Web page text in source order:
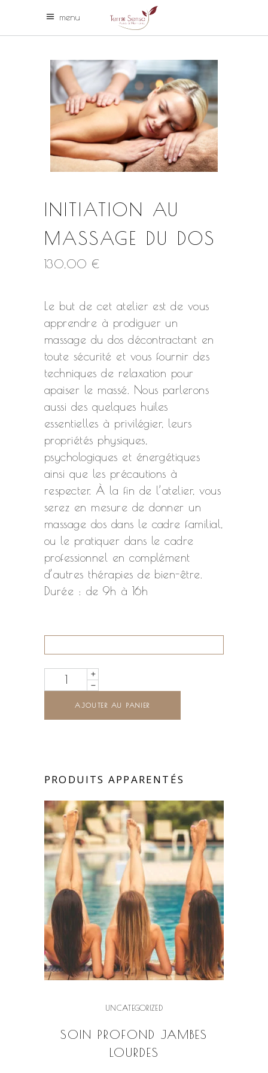
menu
INITIATION AU
MASSAGE DU DOS
130,00 €
Le but de cet atelier est de vous
apprendre à prodiguer un
massage du dos décontractant en
toute sécurité et vous fournir des
techniques de relaxation pour
apaiser le massé. Nous parlerons
aussi des quelques huiles
essentielles à privilégier, leurs
propriétés physiques,
psychologiques et énergétiques
ainsi que les précautions à
respecter. À la fin de l’atelier, vous
serez en mesure de donner un
massage dos dans le cadre familial,
ou le pratiquer dans le cadre
professionnel en complément
d’autres thérapies de bien-être.
Durée : de 9h à 16h
Quantity
AJOUTER AU PANIER
PRODUITS APPARENTÉS
UNCATEGORIZED
SOIN PROFOND JAMBES
LOURDES